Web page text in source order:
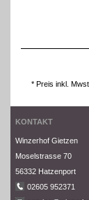
* Preis inkl.
KONTAKT
Winzerhof Gietzen
Moselstrasse 70
56332 Hatzenport
02605 952371